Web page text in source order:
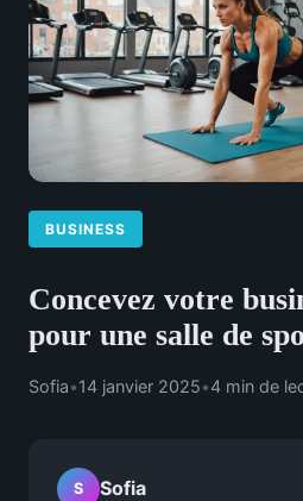
BUSINESS
Concevez votre
pour une salle de
Sofia•14 janvier 2025•4 min de
S Sofia